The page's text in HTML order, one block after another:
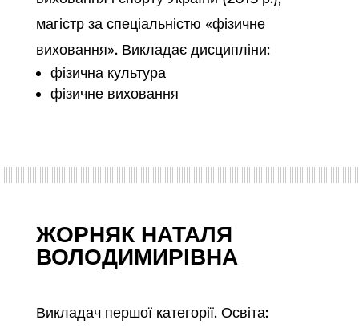
магістр за спеціальністю «фізичне
виховання». Викладає дисципліни:
фізична культура
фізичне виховання
ЖОРНЯК НАТАЛЯ
ВОЛОДИМИРІВНА
Викладач першої категорії. Освіта: